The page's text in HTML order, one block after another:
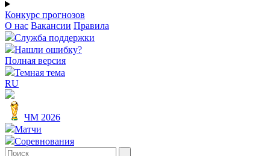
Конкурс прогнозов
О нас Вакансии Правила
Служба поддержки
Нашли ошибку?
Полная версия
Темная тема
RU
ЧМ 2026
Матчи
Соревнования